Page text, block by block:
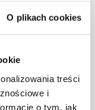
O plikach cookies
treści
i
o tym, jak